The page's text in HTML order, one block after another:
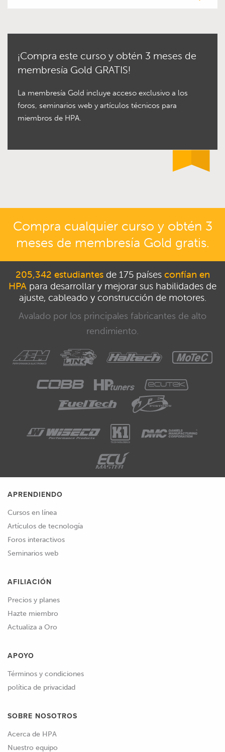
¡Compra este curso y obtén 3 meses de
membresía Gold GRATIS!
La membresía Gold incluye acceso exclusivo a los
foros, seminarios web y artículos técnicos para
miembros de HPA.
Compra cualquier curso y obtén 3
meses de membresía Gold gratis.
205,342 estudiantesde 175 países confían en
HPA para desarrollar y mejorar sus habilidades de
ajuste, cableado y construcción de motores.
Avalado por los principales fabricantes de alto
rendimiento.
APRENDIENDO
Cursos en línea
Artículos de tecnología
Foros interactivos
Seminarios web
AFILIACIÓN
Precios y planes
Hazte miembro
Actualiza a Oro
APOYO
Términos y condiciones
política de privacidad
SOBRE NOSOTROS
Acerca de HPA
Nuestro equipo